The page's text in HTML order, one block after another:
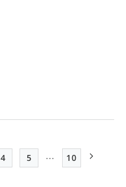
Page
4
Page
5 …
最終ページ
10